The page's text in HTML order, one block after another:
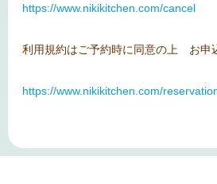
https://www.nikikitchen.com/cancel
利用規約はご予約時に同意の上 お申
https://www.nikikitchen.com/